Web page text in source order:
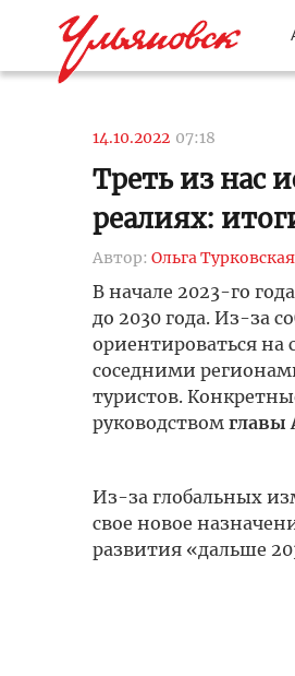
14.10.2022 07:18
Треть из нас
реалиях:
Автор: Ольга Турковская
В начале 2023-го
до 2030 года. Из-за
ориентироваться на
соседними
туристов.
руководством главы
Из-за глобальных
свое новое
развития «дальше